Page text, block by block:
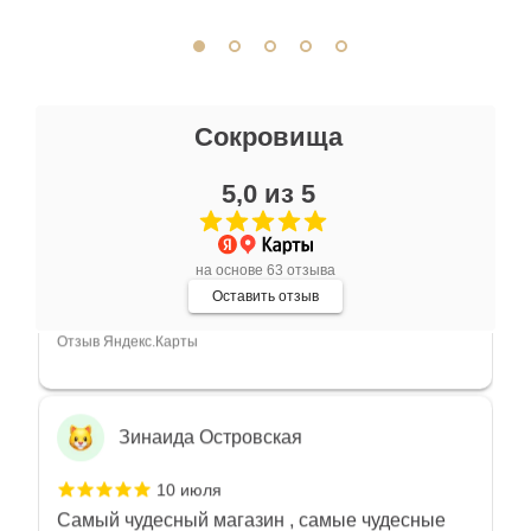
Сокровища
5,0 из 5
на основе 63 отзыва
Оставить отзыв
Прекрасные авторские работы, интересно,
красиво, на свой вкус подобрать можно что
Отзыв Яндекс.Карты
10 июля
Самый чудесный магазин , самые чудесные
продавцы консультанты????????С такой
любовью рекомендовали и советовали нам
Показать полностью